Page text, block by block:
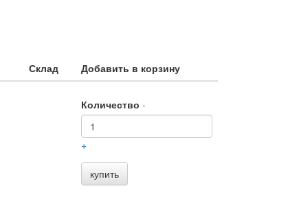
Склад
Добавить в корзину
Количество -
+
купить